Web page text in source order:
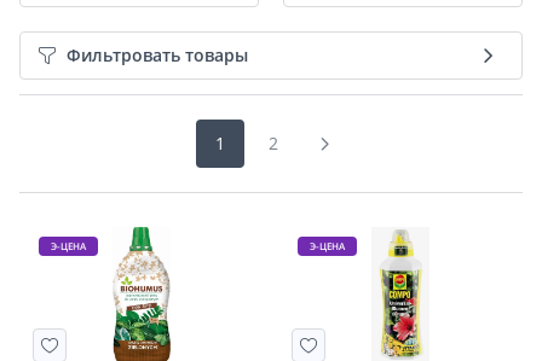
Фильтровать товары
1 2
Э-ЦЕНА Э-ЦЕНА